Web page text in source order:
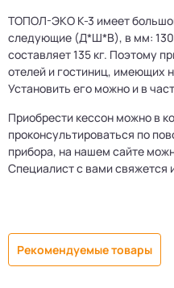
ТОПОЛ-ЭКО К-3 имеет
следующие (Д*Ш*В), в мм:
составляет 135 кг. Поэтому
отелей и гостиниц, имеющих
Установить его можно и в
Приобрести кессон можно в
проконсультироваться по
прибора, на нашем сайте
Специалист с вами свяжется
Рекомендуемые товары